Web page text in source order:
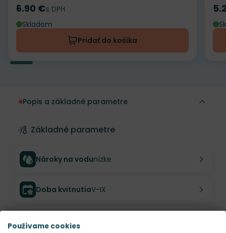
Cena
6.90 €s DPH
Skladom
Pridať do košíka
Popis a základné parametre
Základné parametre
Nároky na vodunízke
Doba kvitnutiaV-IX
Používame cookies